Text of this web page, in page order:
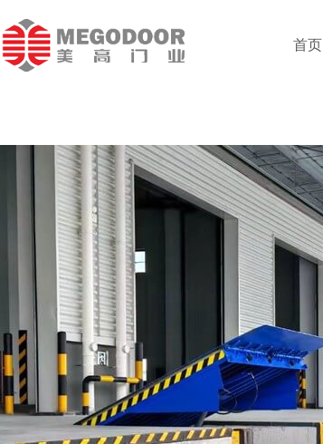
至
内
容
首页